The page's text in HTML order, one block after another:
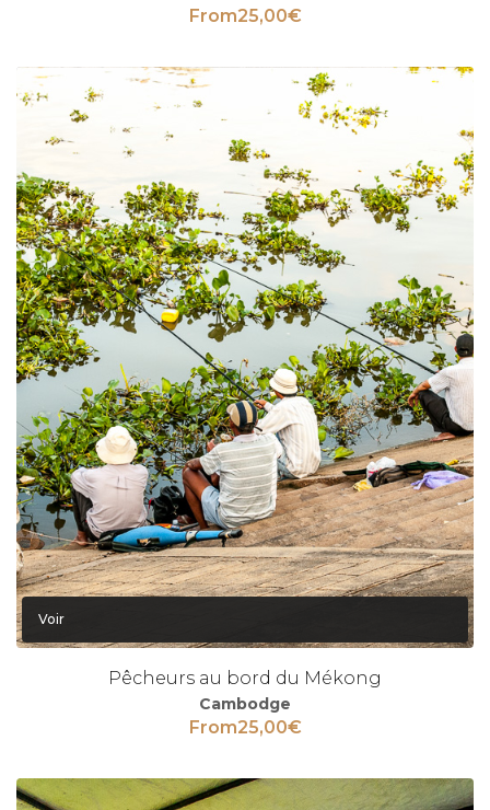
From25,00€
Voir
Pêcheurs au bord du Mékong
Cambodge
From25,00€